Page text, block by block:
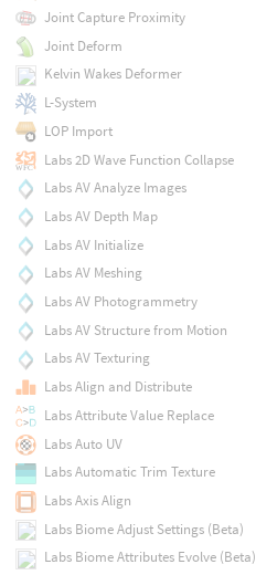
Joint Capture Proximity
Joint Deform
Kelvin Wakes Deformer
L-System
LOP Import
Labs 2D Wave Function Collapse
Labs AV Analyze Images
Labs AV Depth Map
Labs AV Initialize
Labs AV Meshing
Labs AV Photogrammetry
Labs AV Structure from Motion
Labs AV Texturing
Labs Align and Distribute
Labs Attribute Value Replace
Labs Auto UV
Labs Automatic Trim Texture
Labs Axis Align
Labs Biome Adjust Settings (Beta)
Labs Biome Attributes Evolve (Beta)